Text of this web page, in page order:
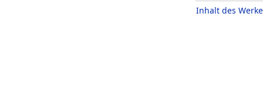
Inhalt des